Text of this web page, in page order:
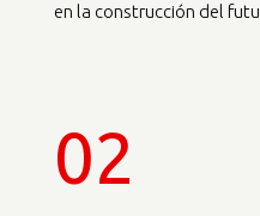
en la construcción del
02